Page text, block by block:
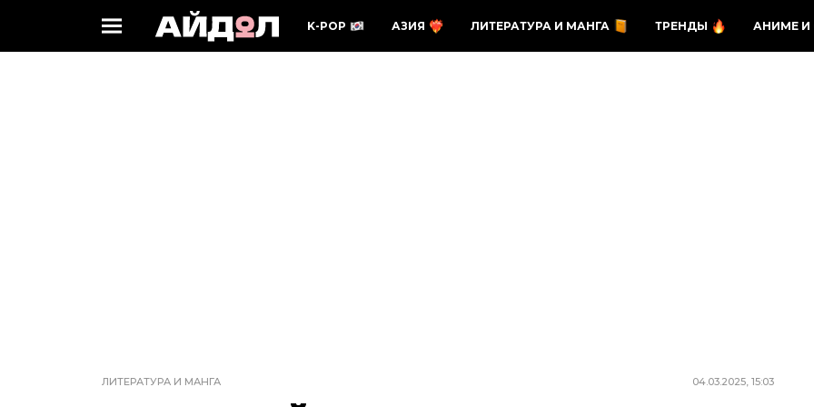
K-POP АЗИЯ ЛИТЕРАТУРА И МАНГА ТРЕНДЫ АНИМЕ И
ЛИТЕРАТУРА И МАНГА 04.03.2025, 15:03